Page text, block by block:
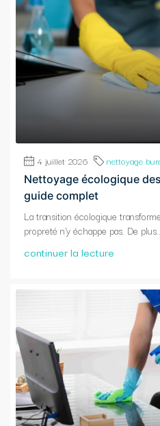
4 juillet 2026
nettoyage
Nettoyage écologique
guide complet
La transition écologique
propreté n'y échappe pas. De
continuer la lecture